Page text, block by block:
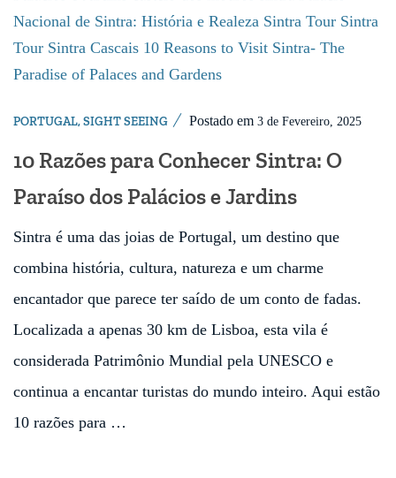
PORTUGAL,SIGHT SEEING Postado em 3 de Fevereiro, 2025
10 Razões para Conhecer Sintra: O
Paraíso dos Palácios e Jardins
Sintra é uma das joias de Portugal, um destino que
combina história, cultura, natureza e um charme
encantador que parece ter saído de um conto de fadas.
Localizada a apenas 30 km de Lisboa, esta vila é
considerada Patrimônio Mundial pela UNESCO e
continua a encantar turistas do mundo inteiro. Aqui estão
10 razões para …